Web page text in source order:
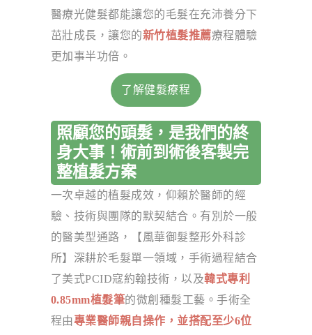
醫療光健髮都能讓您的毛髮在充沛養分下
茁壯成長，讓您的新竹植髮推薦療程體驗
更加事半功倍。
了解健髮療程
照顧您的頭髮，是我們的終
身大事！術前到術後客製完
整植髮方案
一次卓越的植髮成效，仰賴於醫師的經
驗、技術與團隊的默契結合。有別於一般
的醫美型通路，【風華御髮整形外科診
所】深耕於毛髮單一領域，手術過程結合
了美式PCID寇約翰技術，以及韓式專利
0.85mm植髮筆的微創種髮工藝。手術全
程由專業醫師親自操作，並搭配至少6位